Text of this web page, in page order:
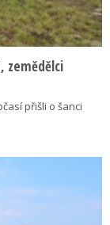
zemědělci
přišli o šanci